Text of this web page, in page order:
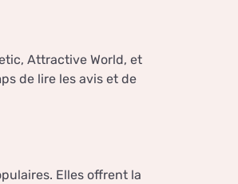
Attractive World, et
de lire les avis et de
Elles offrent la